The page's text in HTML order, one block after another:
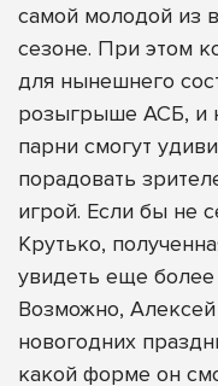
самой молодой из
сезоне. При этом
для нынешнего
розыгрыше АСБ, и
парни смогут
порадовать
игрой. Если бы не
Крутько,
увидеть еще
Возможно, Алексей
новогодних
какой форме он